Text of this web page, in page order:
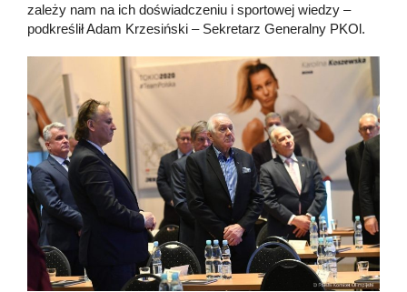
zależy nam na ich doświadczeniu i sportowej wiedzy –
podkreślił Adam Krzesiński – Sekretarz Generalny PKOl.